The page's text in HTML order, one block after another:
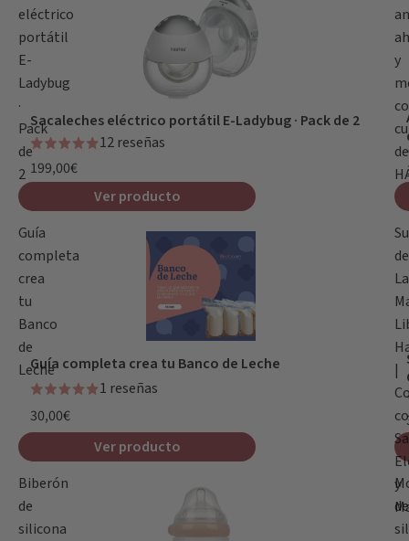
eléctrico
portátil
E-
Ladybug
·
Pack
de
2
Sacaleches eléctrico portátil E-Ladybug · Pack de 2
12 reseñas
199,00€
Ver producto
y
de
Guía
completa
crea
tu
Banco
de
Leche
Guía completa crea tu Banco de Leche
1 reseñas
30,00€
Ver producto
de
|
y
Biberón
de
silicona
de